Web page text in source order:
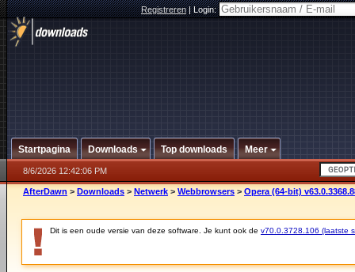
Registreren|Login:
Startpagina Downloads Top downloads Meer
8/6/2026 12:42:06 PM
AfterDawn > Downloads > Netwerk > Webbrowsers > Opera (64-bit)
Dit is een oude versie van deze software. Je kunt ook de v70.0.3728.106 (laatste